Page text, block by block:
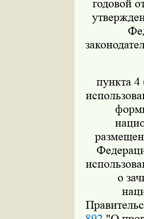
годовой
пункта 4
о